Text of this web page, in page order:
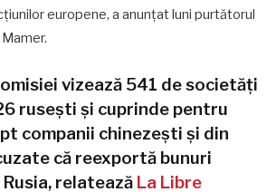
europene, a anunţat luni purtătorul
vizează 541 de societăţi
ruseşti şi cuprinde pentru
companii chinezeşti şi din
că reexportă bunuri
relatează La Libre